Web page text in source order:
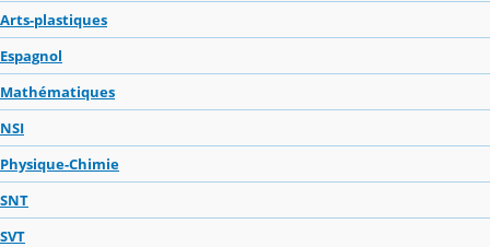
Arts-plastiques
Espagnol
Mathématiques
NSI
Physique-Chimie
SNT
SVT